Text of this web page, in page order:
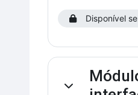
Disponível
Contrair